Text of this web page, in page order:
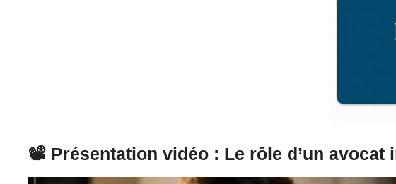
📽️ Présentation vidéo : Le rôle d’un avocat